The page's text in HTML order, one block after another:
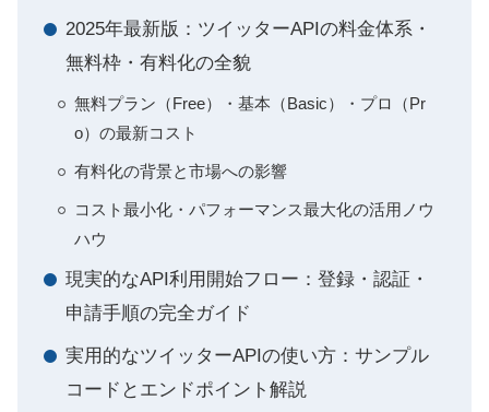
2025年最新版：ツイッターAPIの料金体系・
無料枠・有料化の全貌
無料プラン（Free）・基本（Basic）・プロ（Pr
o）の最新コスト
有料化の背景と市場への影響
コスト最小化・パフォーマンス最大化の活用ノウ
ハウ
現実的なAPI利用開始フロー：登録・認証・
申請手順の完全ガイド
実用的なツイッターAPIの使い方：サンプル
コードとエンドポイント解説